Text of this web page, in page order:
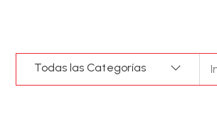
Todas las Categorías